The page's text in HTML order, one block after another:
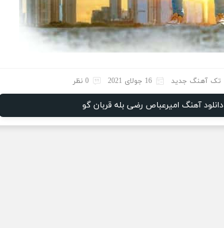
تک آهنگ جدید 16 جولای 2021 0 نظر
دانلود آهنگ امیرعباص رضی بله قربان گو